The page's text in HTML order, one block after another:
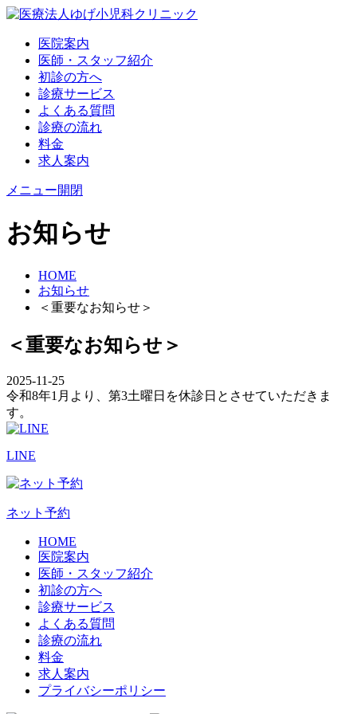
医院案内
医師・スタッフ紹介
初診の方へ
診療サービス
よくある質問
診療の流れ
料金
求人案内
メニュー開閉
お知らせ
HOME
お知らせ
＜重要なお知らせ＞
＜重要なお知らせ＞
2025-11-25
令和8年1月より、第3土曜日を休診日とさせていただきま
す。
LINE
ネット予約
HOME
医院案内
医師・スタッフ紹介
初診の方へ
診療サービス
よくある質問
診療の流れ
料金
求人案内
プライバシーポリシー